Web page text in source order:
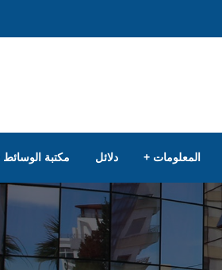
المعلومات دلائل مكتبة الوسائط